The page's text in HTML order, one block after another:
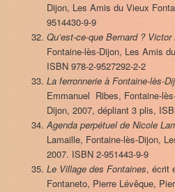
Dijon, Les Amis du Vieux
9514430-9-9
Qu’est-ce-que Bernard ?
Fontaine-lès-Dijon, Les Amis
ISBN 978-2-9527292-2-2
La ferronnerie à Fontaine-lès-
Emmanuel Ribes, Fontaine-
Dijon, 2007, dépliant 3 plis,
Agenda perpétuel de Nicole
Lamaille, Fontaine-lès-Dijon,
2007. ISBN 2-951443-9-9
Le Village des Fontaines, écrit
Fontaneto, Pierre Lévêque,